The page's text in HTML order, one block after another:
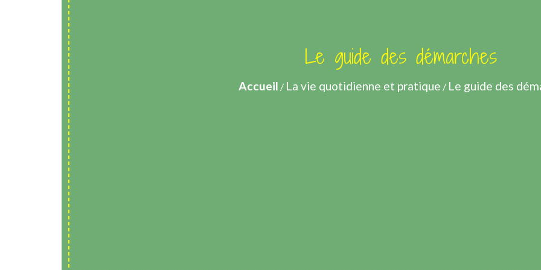
Le guide des démarches
Accueil / La vie quotidienne et pratique / Le guide des